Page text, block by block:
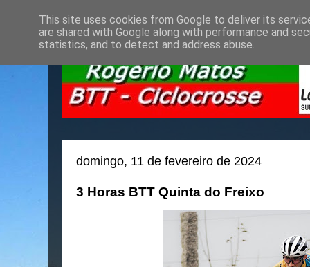
domingo, 11 de fevereiro de 2024
3 Horas BTT Quinta do Freixo
This site uses cookies from Google to deliver its
are shared with Google along with performance and
statistics, and to detect and address abuse.